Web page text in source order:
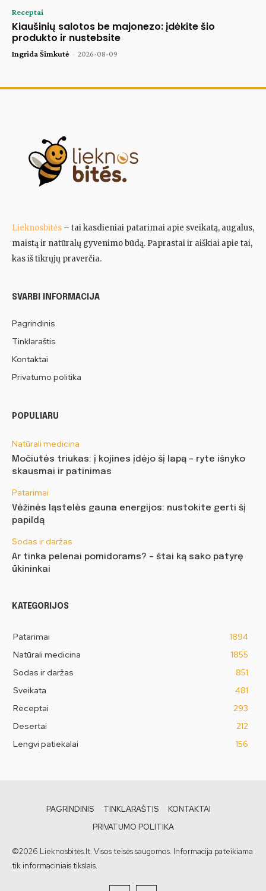
Receptai
Kiaušinių salotos be majonezo: įdėkite šio
produkto ir nustebsite
Ingrida Šimkutė - 2026-08-09
Lieknosbitės – tai kasdieniai patarimai apie sveikatą, augalus,
maistą ir natūralų gyvenimo būdą. Paprastai ir aiškiai apie tai,
kas iš tikrųjų praverčia.
SVARBI INFORMACIJA
Pagrindinis
Tinklaraštis
Kontaktai
Privatumo politika
POPULIARU
Natūrali medicina
Močiutės triukas: į kojines įdėjo šį lapą – ryte išnyko
skausmai ir patinimas
Patarimai
Vėžinės ląstelės gauna energijos: nustokite gerti šį
papildą
Sodas ir daržas
Ar tinka pelenai pomidorams? – štai ką sako patyrę
ūkininkai
KATEGORIJOS
Patarimai
1894
Natūrali medicina
1855
Sodas ir daržas
851
Sveikata
481
Receptai
293
Desertai
212
Lengvi patiekalai
156
PAGRINDINIS TINKLARAŠTIS
KONTAKTAI
PRIVATUMO POLITIKA
©2026 Lieknosbitės.lt. Visos teisės saugomos. Informacija pateikiama
tik informaciniais tikslais.